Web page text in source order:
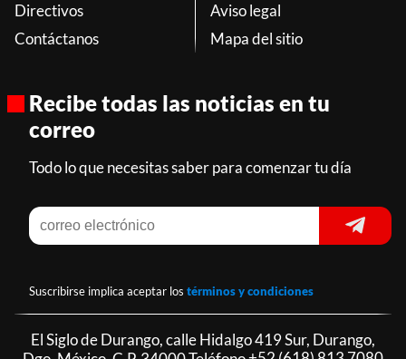
Directivos
Contáctanos
Aviso legal
Mapa del sitio
Recibe todas las noticias en tu
correo
Todo lo que necesitas saber para comenzar tu día
Suscribirse implica aceptar los términos y condiciones
El Siglo de Durango, calle Hidalgo 419 Sur, Durango,